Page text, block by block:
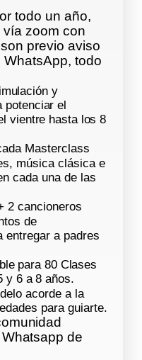
todo un año,
zoom con
previo aviso
todo
y
potenciar el
vientre hasta los 8
Masterclass
música clásica e
cada una de las
2 cancioneros
de
a padres
para 80 Clases
y 6 a 8 años.
acorde a la
para guiarte.
de